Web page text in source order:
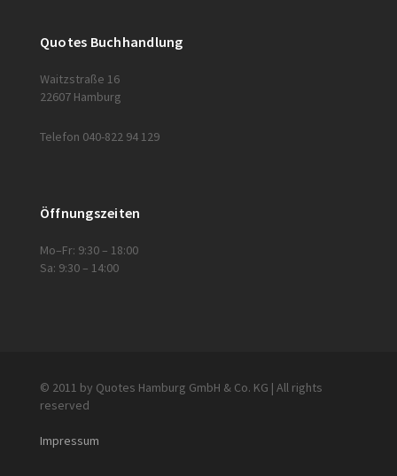
Quotes Buchhandlung
Waitzstraße 16
22607 Hamburg
Telefon 040-822 94 129
Öffnungszeiten
Mo–Fr: 9:30 – 18:00
Sa: 9:30 – 14:00
© 2011 by Quotes Hamburg GmbH & Co. KG | All rights
reserved
Impressum